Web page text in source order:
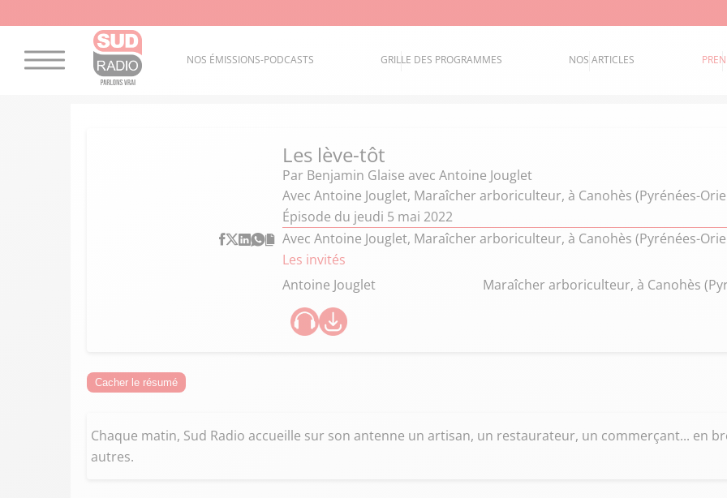
NOS ÉMISSIONS-PODCASTS GRILLE DES PROGRAMMES NOS ARTICLES
Les lève-tôt
Par Benjamin Glaise avec Antoine Jouglet
Avec Antoine Jouglet, Maraîcher arboriculteur, à Canohès (Pyrénées-
Épisode du jeudi 5 mai 2022
Avec Antoine Jouglet, Maraîcher arboriculteur, à Canohès (Pyrénées-
Les invités
Antoine Jouglet
Maraîcher arboriculteur, à Canohès
Cacher le résumé
Chaque matin, Sud Radio accueille sur son antenne un artisan, un restaurateur, un commerçant... en
autres.